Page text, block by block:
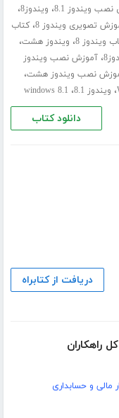
ویندوز 8.1 ، ویندوز8 ،
تصویری ویندوز 8 ،کتاب
ویندوز 8 ، ویندوز هشت،
،آموزش نصب ویندوز
نصب ویندوز هشت،
، ویندوز 8.1 ، windows 8.1
دانلود کتاب
دریافت از کتابراه
راهکاران
مالی و حسابداری